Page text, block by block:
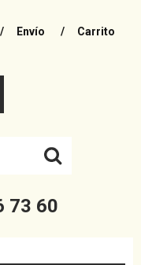
Envío
Carrito
73 60